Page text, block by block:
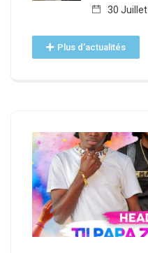
30
Plus d'actualités